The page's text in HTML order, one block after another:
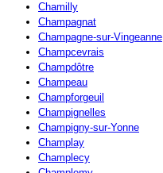
Chamilly
Champagnat
Champagne-sur-Vingeanne
Champcevrais
Champdôtre
Champeau
Champforgeuil
Champignelles
Champigny-sur-Yonne
Champlay
Champlecy